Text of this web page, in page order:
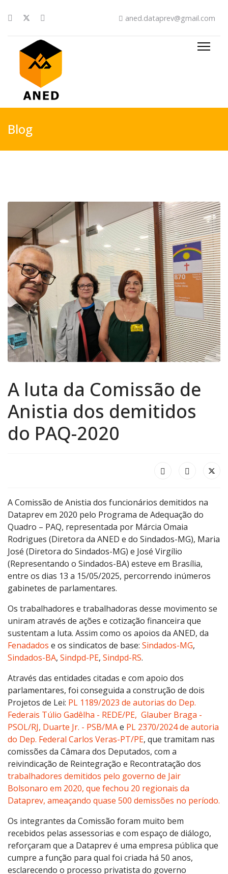
aned.dataprev@gmail.com
Blog
A luta da Comissão de
Anistia dos demitidos
do PAQ-2020
A Comissão de Anistia dos funcionários demitidos na
Dataprev em 2020 pelo Programa de Adequação do
Quadro – PAQ, representada por Márcia Omaia
Rodrigues (Diretora da ANED e do Sindados-MG), Maria
José (Diretora do Sindados-MG) e José Virgílio
(Representando o Sindados-BA) esteve em Brasília,
entre os dias 13 a 15/05/2025, percorrendo inúmeros
gabinetes de parlamentares.
Os trabalhadores e trabalhadoras desse movimento se
uniram através de ações e cotização financeira que
sustentam a luta. Assim como os apoios da ANED, da
Fenadados e os sindicatos de base: Sindados-MG,
Sindados-BA, Sindpd-PE, Sindpd-RS.
Através das entidades citadas e com apoio dos
parlamentares, foi conseguida a construção de dois
Projetos de Lei: PL 1189/2023 de autorias do Dep.
Federais Túlio Gadêlha - REDE/PE, Glauber Braga -
PSOL/RJ, Duarte Jr. - PSB/MAe PL 2370/2024 de autoria
do Dep. Federal Carlos Veras-PT/PE, que tramitam nas
comissões da Câmara dos Deputados, com a
reivindicação de Reintegração e Recontratação dos
trabalhadores demitidos pelo governo de Jair
Bolsonaro em 2020, que fechou 20 regionais da
Dataprev, ameaçando quase 500 demissões no período.
Os integrantes da Comissão foram muito bem
recebidos pelas assessorias e com espaço de diálogo,
reforçaram que a Dataprev é uma empresa pública que
cumpre a função para qual foi criada há 50 anos,
esclarecendo o processo privatista do governo